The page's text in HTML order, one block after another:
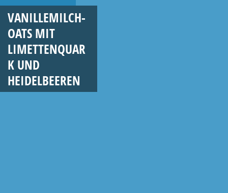
VANILLEMILCH-
OATS MIT
LIMETTENQUAR
K UND
HEIDELBEEREN